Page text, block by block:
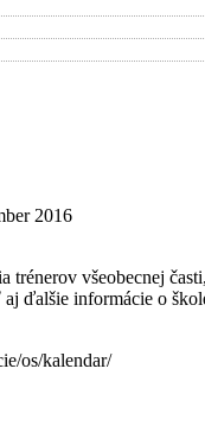
2016
trénerov všeobecnej
ďalšie informácie o
os/kalendar/